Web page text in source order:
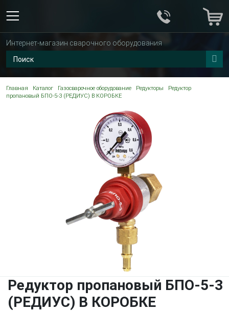
Интернет-магазин сварочного оборудования
Главная Каталог Газосварочное оборудование Редукторы
Редуктор
пропановый БПО-5-3 (РЕДИУС) В КОРОБКЕ
Редуктор пропановый БПО-5-3
(РЕДИУС) В КОРОБКЕ